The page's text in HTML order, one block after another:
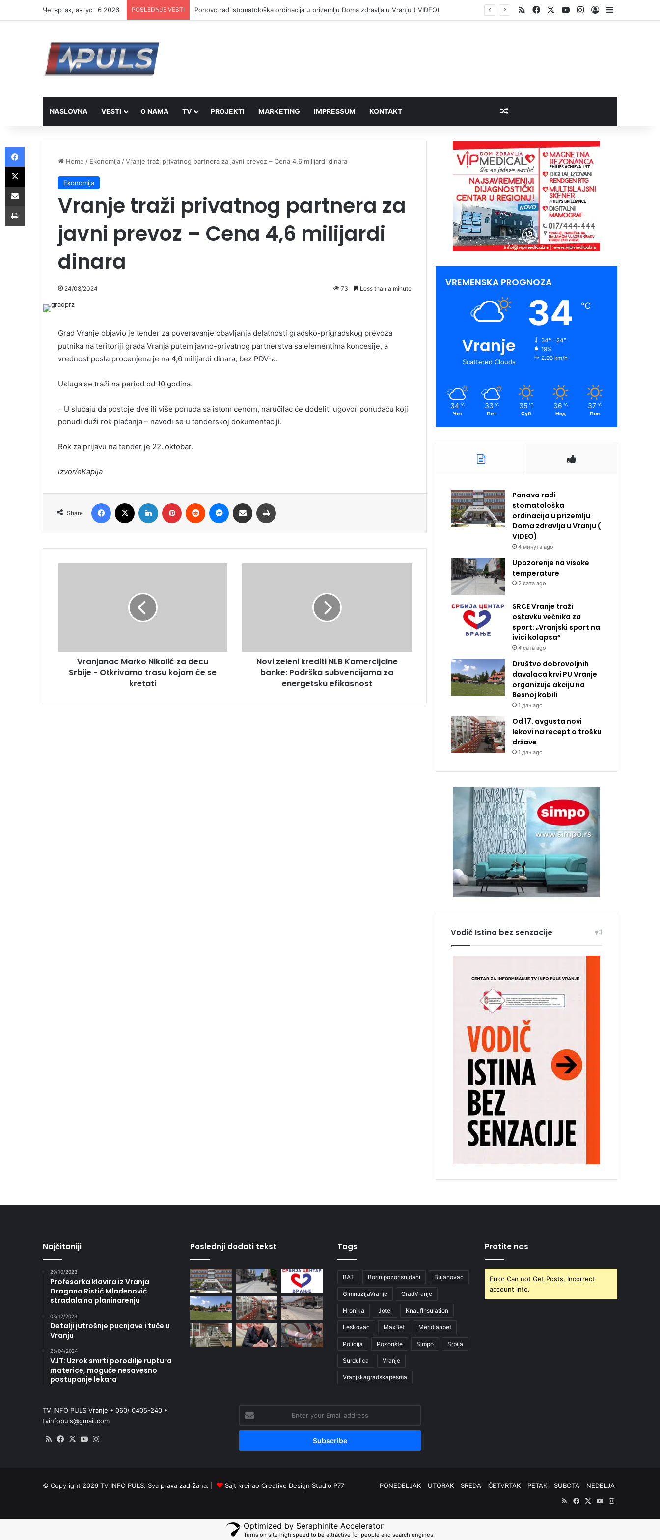
Четвртак, август 6 2026 POSLEDNJE VESTI Ponovo radi stomatološka ordinacija u prizemlju Doma zdravlja u Vranju ( VIDEO) RSSFacebookYouTubeInstagram
Log InSidebar
NASLOVNA VESTI O NAMA TV PROJEKTI MARKETING IMPRESSUM KONTAKT Random Article
Home / Ekonomija /Vranje traži privatnog partnera za javni prevoz – Cena 4,6 milijardi dinara
Ekonomija
Vranje traži privatnog partnera za
javni prevoz – Cena 4,6 milijardi
dinara
24/08/2024 73 Less than a minute
Grad Vranje objavio je tender za poveravanje obavljanja delatnosti gradsko-prigradskog prevoza
putnika na teritoriji grada Vranja putem javno-privatnog partnerstva sa elementima koncesije, a
vrednost posla procenjena je na 4,6 milijardi dinara, bez PDV-a.
Usluga se traži na period od 10 godina.
– U slučaju da postoje dve ili više ponuda sa istom cenom, naručilac će dodeliti ugovor ponuđaču koji
ponudi duži rok plaćanja – navodi se u tenderskoj dokumentaciji.
Rok za prijavu na tender je 22. oktobar.
izvor/eKapija
Share
Facebook LinkedIn Pinterest Reddit Messenger
Share via Email
Vranjanac Marko Nikolić za decu
Srbije - Otkrivamo trasu kojom će se
kretati
Novi zeleni krediti NLB Komercijalne
banke: Podrška subvencijama za
energetsku efikasnost
VREMENSKA PROGNOZA
Vranje
Scattered Clouds
34 ℃
34º - 24º
19%
2.03 km/h
34 ℃
Чет
33 ℃
Пет
35 ℃
Суб
36 ℃
Нед
37 ℃
Пон
Ponovo radi
stomatološka
ordinacija u prizemlju
Doma zdravlja u Vranju (
VIDEO)
4 минута ago
Upozorenje na visoke
temperature
2 сата ago
SRCE Vranje traži
ostavku većnika za
sport: „Vranjski sport na
ivici kolapsa“
4 сата ago
Društvo dobrovoljnih
davalaca krvi PU Vranje
organizuje akciju na
Besnoj kobili
1 дан ago
Od 17. avgusta novi
lekovi na recept o trošku
države
1 дан ago
Vodič Istina bez senzacije
Najčitaniji
29/10/2023
Profesorka klavira iz Vranja
Dragana Ristić Mladenović
stradala na planinarenju
03/12/2023
Detalji jutrošnje pucnjave i tuče u
Vranju
25/04/2024
VJT: Uzrok smrti porodilje ruptura
materice, moguće nesavesno
postupanje lekara
Poslednji dodati tekst Tags
BAT Borinipozorisnidani Bujanovac
GimnazijaVranje GradVranje
Hronika Jotel KnaufInsulation
Leskovac MaxBet Meridianbet
Policija Pozorište Simpo Srbija
Surdulica Vranje
Vranjskagradskapesma
Pratite nas
Error Can not Get Posts, Incorrect
account info.
TV INFO PULS Vranje • 060/ 0405-240 •
tvinfopuls@gmail.com
RSS Facebook
X YouTube
your
Email
© Copyright 2026 TV INFO PULS. Sva prava zadržana. | Sajt kreirao Creative Design Studio P77 PONEDELJAK UTORAK SREDA ČETVRTAK PETAK SUBOTA
NEDELJA
RSSFacebook
X YouTubeInstagram
Facebook
X
Share via Email
Optimized by Seraphinite Accelerator
Turns on site high speed to be attractive for people and search engines.